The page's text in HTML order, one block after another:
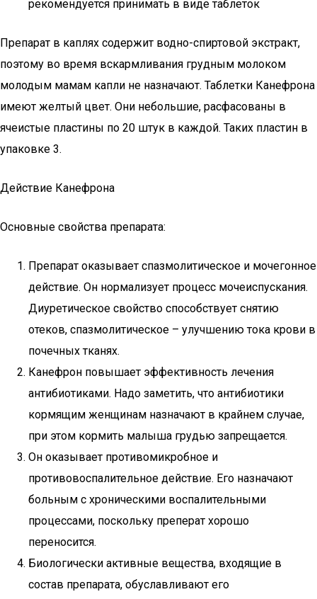
рекомендуется принимать в виде таблеток
Препарат в каплях содержит водно-спиртовой экстракт,
поэтому во время вскармливания грудным молоком
молодым мамам капли не назначают. Таблетки Канефрона
имеют желтый цвет. Они небольшие, расфасованы в
ячеистые пластины по 20 штук в каждой. Таких пластин в
упаковке 3.
Действие Канефрона
Основные свойства препарата:
Препарат оказывает спазмолитическое и мочегонное
действие. Он нормализует процесс мочеиспускания.
Диуретическое свойство способствует снятию
отеков, спазмолитическое – улучшению тока крови в
почечных тканях.
Канефрон повышает эффективность лечения
антибиотиками. Надо заметить, что антибиотики
кормящим женщинам назначают в крайнем случае,
при этом кормить малыша грудью запрещается.
Он оказывает противомикробное и
противовоспалительное действие. Его назначают
больным с хроническими воспалительными
процессами, поскольку преперат хорошо
переносится.
Биологически активные вещества, входящие в
состав препарата, обуславливают его